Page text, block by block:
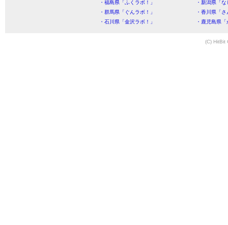
・福島県「ふくラボ！」
・新潟県「
・群馬県「ぐんラボ！」
・香川県「
・石川県「金沢ラボ！」
・鹿児島県
(C) HitBit